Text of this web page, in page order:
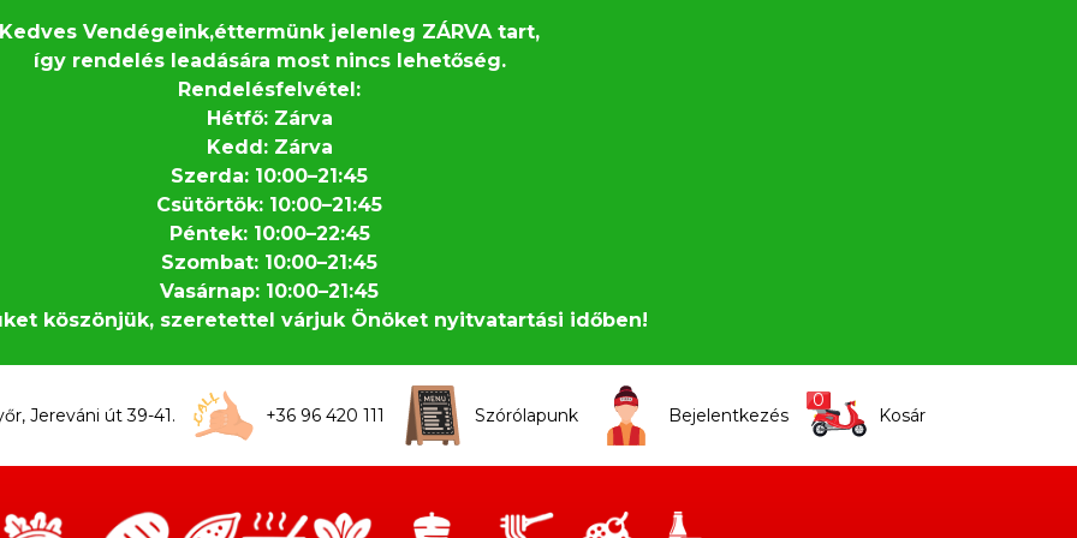
Kedves Vendégeink,éttermünk jelenleg ZÁRVA tart,
így rendelés leadására most nincs lehetőség.
Rendelésfelvétel:
Hétfő: Zárva
Kedd: Zárva
Szerda: 10:00–21:45
Csütörtök: 10:00–21:45
Péntek: 10:00–22:45
Szombat: 10:00–21:45
Vasárnap: 10:00–21:45
köszönjük, szeretettel várjuk Önöket nyitvatartási időben!
Jereváni út 39-41. +36 96 420 111 Szórólapunk Bejelentkezés
0
Kosár